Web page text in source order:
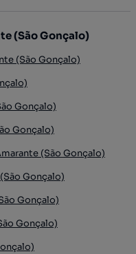
(São Gonçalo)
(São Gonçalo)
Gonçalo)
Gonçalo)
(São Gonçalo)
Gonçalo)
Gonçalo)
Gonçalo)